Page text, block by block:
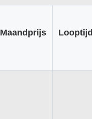
Maandprijs Looptijd